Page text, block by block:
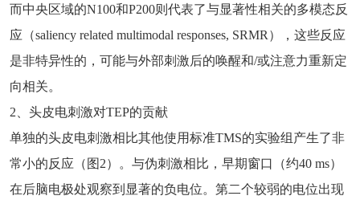
而中央区域的N100和P200则代表了与显著性相关的多模态反
应（saliency related multimodal responses, SRMR），这些反应
是非特异性的，可能与外部刺激后的唤醒和/或注意力重新定
向相关。
2、头皮电刺激对TEP的贡献
单独的头皮电刺激相比其他使用标准TMS的实验组产生了非
常小的反应（图2）。与伪刺激相比，早期窗口（约40 ms）
在后脑电极处观察到显著的负电位。第二个较弱的电位出现